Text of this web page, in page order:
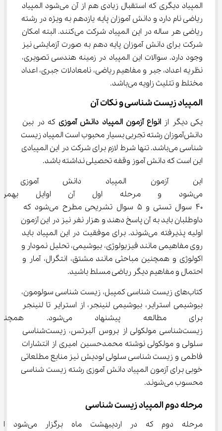
المپیاد دیگری که استقبال زیادی هم از آن می‌شود المپیاد
ریاضی نام دارد و دانش آموزان پایه یازدهم به ویژه در رشته
ریاضی هر ساله در این المپیاد شرکت می‌کنند. البته امکان
شرکت برای دانش آموزان پایه دهم به صورت آزمایشی نیز
وجود دارد. سوالات این المپیاد در زمینه هندسی تصویری،
نظریه اعداد، جبر و مفاهیم ریاضی، نامعادلات جبری، اعداد
مختلط و تثلیث زاویه می‌باشد.
المپیاد زیست شناسی و نکات آن
یکی دیگر از انواع آزمون المپیاد دانش آموزی که در بین
دانش‌آموزان رشته تجربی بسیار محبوب است المپیاد زیست
شناسی می‌باشد. تنها شرط لازم برای شرکت در این المپیادی
این است که دانش آموز وقفه تحصیلی نداشته باشد.
این آزمون المپیاد دانش
می‌شود و مرحله اول آن اوایل
۴۰ سوال تستی و ۵ سوال تشریحی مطرح می‌شود که
داوطلبان باید به آن پاسخ دهند و هزار نفر نیز در این آزمون
اولیه پذیرفته می‌شوند. برای موفقیت در این المپیاد باید
روی مفاهیمی مانند فیزیولوژی، بیوشیمی، تحلیل نمودار و
اکولوژی و همچنین مباحثی مانند مشتق، انتگرال، آمار و
احتمال و مفاهیم دیگر ریاضی مسلط باشید.
کتاب‌های زیست شناسی کمپبل، زیست شناسی سولومون،
بیوشیمی استرایر، بیوشیمی لنینجر، از استرایر تا لنینجر
برای مطالعه پیشنهاد
زیست‌شناسی مولکولی از بروس آلبرتس، زیست‌شناسی
سلولی و مولکولی نوشته محمدحسین امیری از انتشارات
فاطمی و زیست شناسی سلولی لودیش نیز منابع مطلعاتی
خوبی برای آزمون المپیاد دانش آموزی رشته زیست شناسی
محسوب می‌شوند.
مرحله دوم المپیاد زیست شناسی
مرحله دوم که در اردیبهشت ماه برگزار